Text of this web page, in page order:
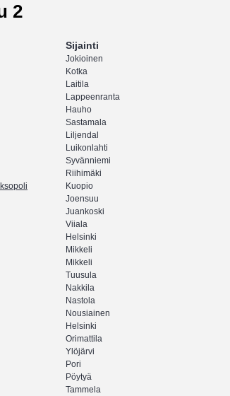
2
Sijainti
Jokioinen
Kotka
Laitila
Lappeenranta
Hauho
Sastamala
Liljendal
Luikonlahti
Syvänniemi
Riihimäki
Kuopio
Joensuu
Juankoski
Viiala
Helsinki
Mikkeli
Mikkeli
Tuusula
Nakkila
Nastola
Nousiainen
Helsinki
Orimattila
Ylöjärvi
Pori
Pöytyä
Tammela